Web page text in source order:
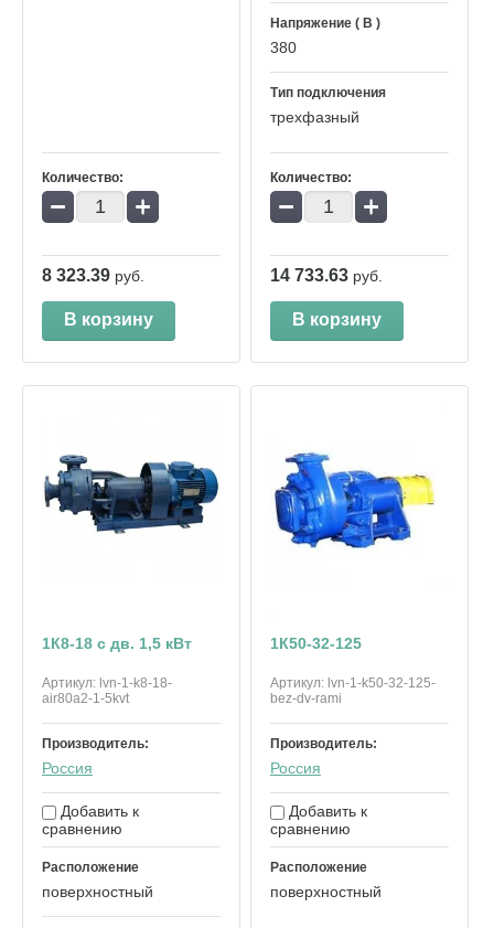
Количество:
− +
8 323.39 руб.
В корзину
Напряжение ( В )
380
Тип подключения
трехфазный
Количество:
− +
14 733.63 руб.
В корзину
1К8-18 с дв. 1,5 кВт
Артикул: lvn-1-k8-18-
air80a2-1-5kvt
Производитель:
Россия
Добавить к
сравнению
Расположение
поверхностный
1К50-32-125
Артикул:lvn-1-k50-32-125-
bez-dv-rami
Производитель:
Россия
Добавить к
сравнению
Расположение
поверхностный